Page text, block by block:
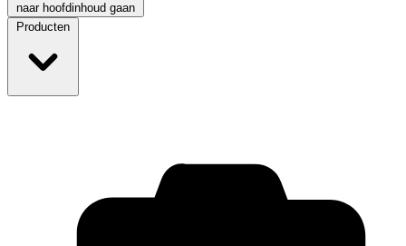
naar hoofdinhoud gaan
Producten